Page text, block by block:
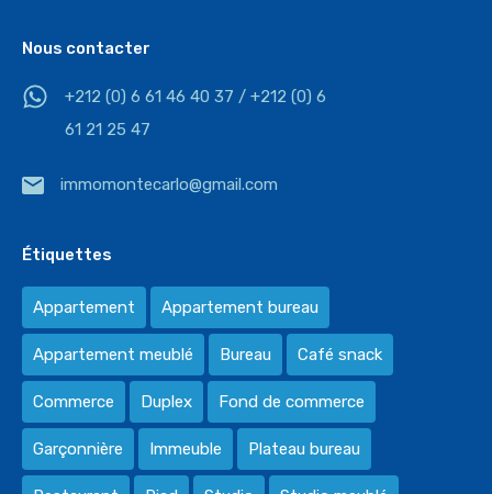
Nous contacter
+212 (0) 6 61 46 40 37 / +212 (0) 6
61 21 25 47
immomontecarlo@gmail.com
Étiquettes
Appartement Appartement bureau
Appartement meublé Bureau Café snack
Commerce Duplex Fond de commerce
Garçonnière Immeuble Plateau bureau